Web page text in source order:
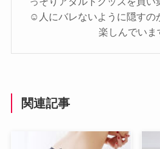
☺️人にバレないように隠すの
楽しんでいま
関連記事